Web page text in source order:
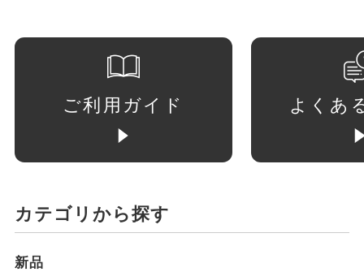
ご利用ガイド よくあ
カテゴリから探す
新品